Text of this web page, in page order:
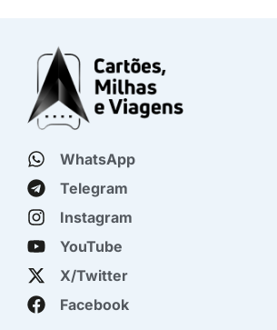
WhatsApp
Telegram
Instagram
YouTube
X/Twitter
Facebook